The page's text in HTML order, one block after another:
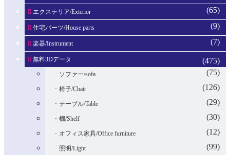
エクステリア/Exterior (65)
住宅パーツ/House parts (9)
楽器/Instrument (7)
無料3Dデータ (475)
ソファー/sofa (75)
椅子/Chair (126)
テーブル/Table (29)
棚/Shelf (30)
オフィス家具/Office furniture (12)
照明/Light (99)